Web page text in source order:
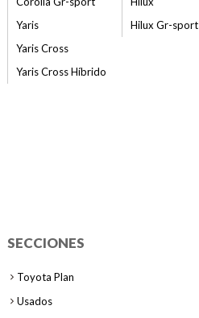
Yaris
Yaris Cross
Yaris Cross Híbrido
Hilux Gr-sport
SECCIONES
Toyota Plan
Usados